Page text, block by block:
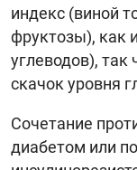
индекс (виной
фруктозы), как
углеводов),
скачок уровня
Сочетание
диабетом или